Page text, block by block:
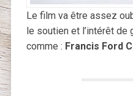
Le film va être assez
le soutien et l’intérêt de
comme : Francis Ford